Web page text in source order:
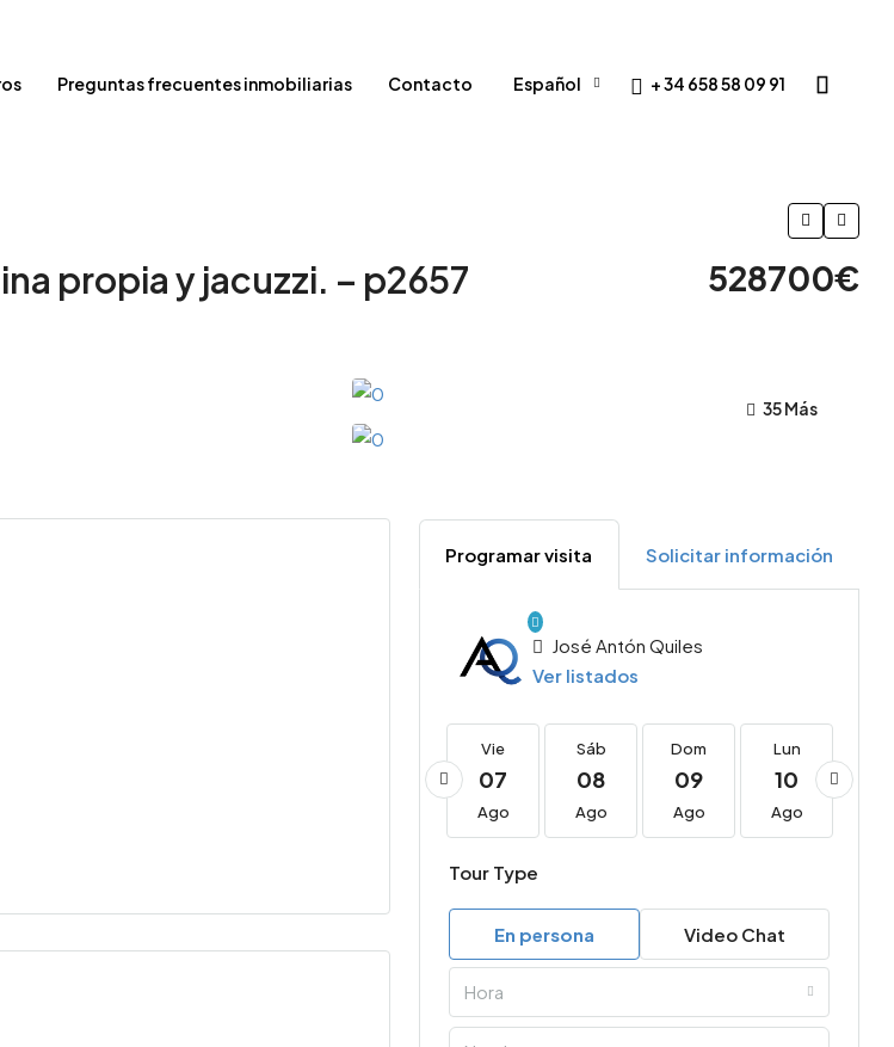
Preguntas frecuentes inmobiliarias Contacto Español + 34 658 58 09 91
propia y jacuzzi. – p2657 528700€
35 Más
Programar visita Solicitar información
José Antón Quiles
Ver listados
Vie
07
Ago
Sáb
08
Ago
Dom
09
Ago
Lun
10
Ago
Tour Type
En persona Video Chat
Hora